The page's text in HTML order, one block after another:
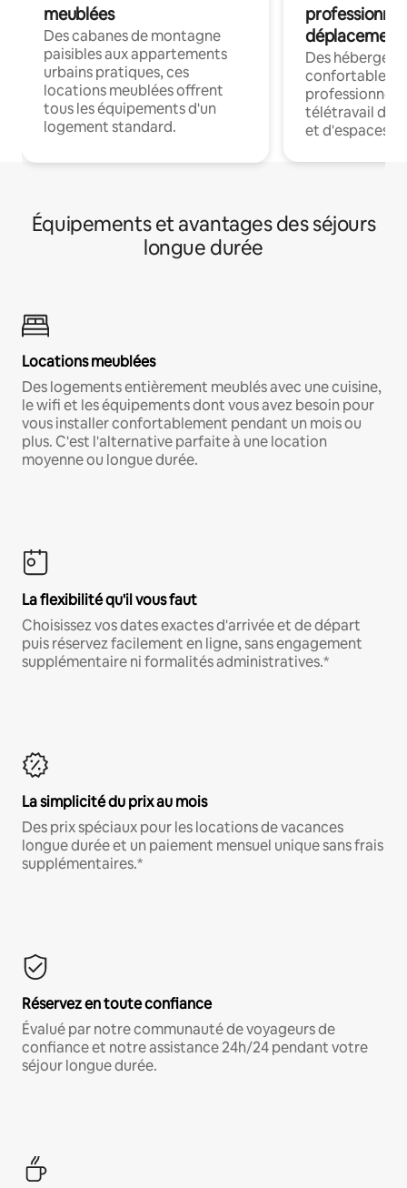
meublées
Des cabanes de montagne
paisibles aux appartements
urbains pratiques, ces
locations meublées offrent
tous les équipements d'un
logement standard.
déplacement
Des
confortables
professionnels
télétravail
et d'espaces
Équipements et avantages des séjours
longue durée
Locations meublées
Des logements entièrement meublés avec une cuisine,
le wifi et les équipements dont vous avez besoin pour
vous installer confortablement pendant un mois ou
plus. C'est l'alternative parfaite à une location
moyenne ou longue durée.
La flexibilité qu'il vous faut
Choisissez vos dates exactes d'arrivée et de départ
puis réservez facilement en ligne, sans engagement
supplémentaire ni formalités administratives.*
La simplicité du prix au mois
Des prix spéciaux pour les locations de vacances
longue durée et un paiement mensuel unique sans frais
supplémentaires.*
Réservez en toute confiance
Évalué par notre communauté de voyageurs de
confiance et notre assistance 24h/24 pendant votre
séjour longue durée.